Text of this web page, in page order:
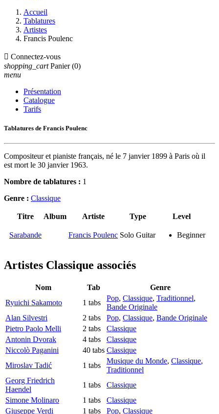
Accueil
Tablatures
Artistes
Francis Poulenc
 Connectez-vous
shopping_cart Panier (0)
menu
Présentation
Catalogue
Tarifs
Tablatures de Francis Poulenc
Compositeur et pianiste français, né le 7 janvier 1899 à Paris où il
est mort le 30 janvier 1963.
Nombre de tablatures : 1
Genre : Classique
Titre Album Artiste Type Level
Sarabande Francis Poulenc Solo Guitar Beginner
Artistes Classique associés
Nom Tab
Genre
Ryuichi Sakamoto
1 tabs
Pop, Classique, Traditionnel,
Bande Originale
Alan Silvestri
2 tabs Pop, Classique, Bande Originale
Pietro Paolo Melli
2 tabs
Classique
Antonin Dvorak
4 tabs
Classique
Niccolò Paganini
40 tabs Classique
Miroslav Tadić
1 tabs
Musique du Monde, Classique,
Traditionnel
Georg Friedrich
Haendel
1 tabs
Classique
Simone Molinaro
1 tabs
Classique
Giuseppe Verdi
1 tabs Pop, Classique